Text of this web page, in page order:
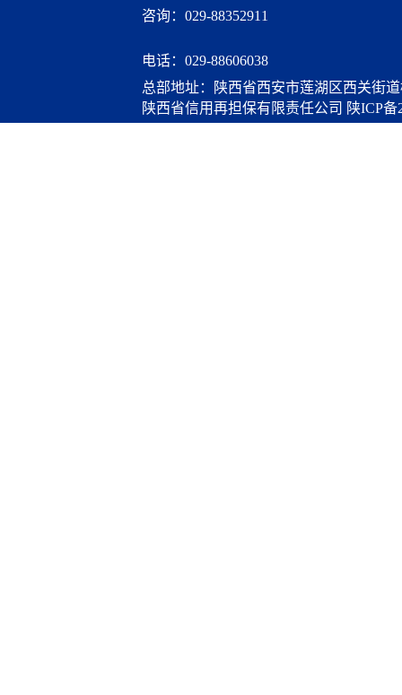
咨询：029-88352911
电话： 029-88606038
陕西省信用再担保有限责任公司 陕ICP备
总部地址：陕西省西安市莲湖区西关街